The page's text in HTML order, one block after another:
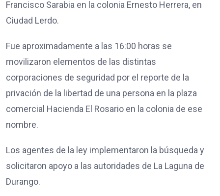
Francisco Sarabia en la colonia Ernesto Herrera, en
Ciudad Lerdo.
Fue aproximadamente a las 16:00 horas se
movilizaron elementos de las distintas
corporaciones de seguridad por el reporte de la
privación de la libertad de una persona en la plaza
comercial Hacienda El Rosario en la colonia de ese
nombre.
Los agentes de la ley implementaron la búsqueda y
solicitaron apoyo a las autoridades de La Laguna de
Durango.